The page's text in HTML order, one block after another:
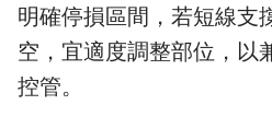
明確停損區間，若短線支
空，宜適度調整部位，以
控管。